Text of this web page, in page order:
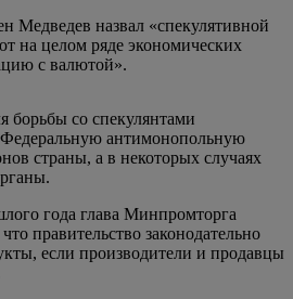
Медведев назвал «спекулятивной
на целом ряде экономических
с валютой».
со спекулянтами
антимонопольную
страны, а в некоторых случаях
года глава Минпромторга
правительство законодательно
если производители и продавцы